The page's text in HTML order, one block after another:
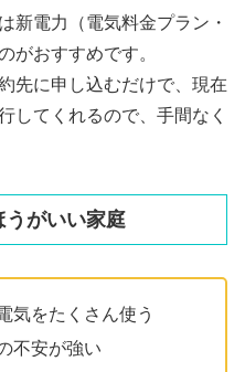
新電力（電気料金プラン・
がおすすめです。
先に申し込むだけで、現在
してくれるので、手間なく
うがいい家庭
気をたくさん使う
不安が強い